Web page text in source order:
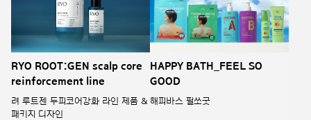
RYO ROOT:GEN scalp core
reinforcement line
려 루트젠 두피코어강화 라인 제품 &
패키지 디자인
HAPPY BATH_FEEL SO
GOOD
해피바스 필쏘굿